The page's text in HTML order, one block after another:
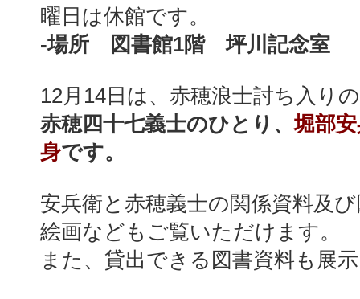
曜日は休館です。
-場所 図書館1階 坪川記念室
12月14日は、赤穂浪士討ち入り
赤穂四十七義士のひとり、堀部
身です。
安兵衛と赤穂義士の関係資料及
絵画などもご覧いただけます。
また、貸出できる図書資料も展